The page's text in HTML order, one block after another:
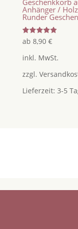
Geschenkkorb
Anhänger /
Runder
Bewertet
mit
von 5
ab 8,90 €
inkl. MwSt.
zzgl.
Lieferzeit: 3-5